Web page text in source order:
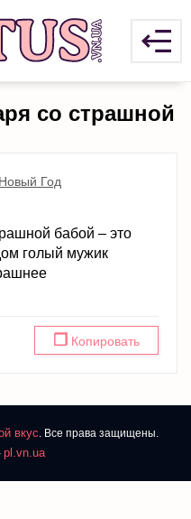
со страшной
Год
бабой – это
голый мужик
❐ Копировать
вкус. Все права защищены.
pl.vn.ua